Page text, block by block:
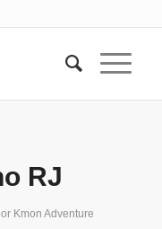
RJ
Kmon Adventure